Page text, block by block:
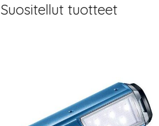
Suositellut tuotteet